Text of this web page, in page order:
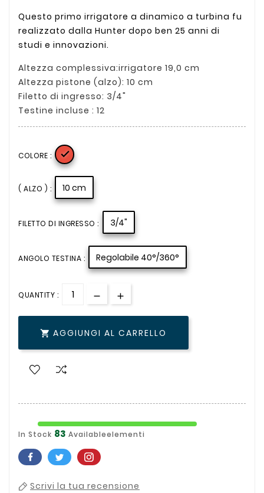
Questo primo irrigatore a dinamico a turbina fu
realizzato dalla Hunter dopo ben 25 anni di
studi e innovazioni.
Altezza complessiva:irrigatore 19,0 cm
Altezza pistone (alzo): 10 cm
Filetto di ingresso: 3/4"
Testine incluse : 12
COLORE : 
( ALZO ) : 10 cm
FILETTO DI INGRESSO : 3/4"
ANGOLO TESTINA : Regolabile 40°/360°
QUANTITY :
 AGGIUNGI AL CARRELLO
In Stock 83 Availableelementi
Scrivi la tua recensione